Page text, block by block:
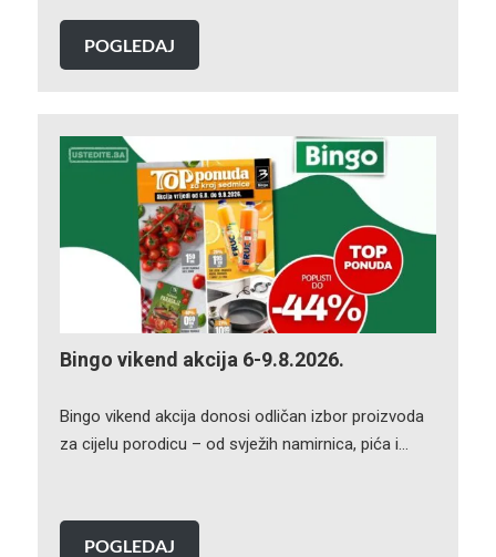
POGLEDAJ
Bingo vikend akcija 6-9.8.2026.
Bingo vikend akcija donosi odličan izbor proizvoda
za cijelu porodicu – od svježih namirnica, pića i…
POGLEDAJ